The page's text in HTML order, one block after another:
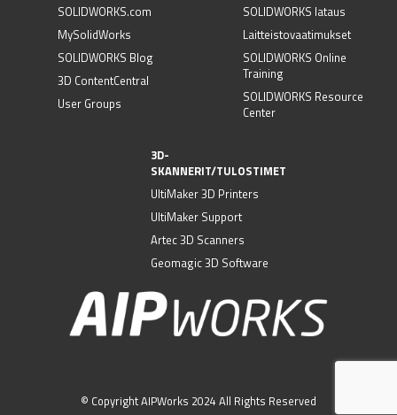
SOLIDWORKS.com
MySolidWorks
SOLIDWORKS Blog
3D ContentCentral
User Groups
SOLIDWORKS lataus
Laitteistovaatimukset
SOLIDWORKS Online
Training
SOLIDWORKS Resource
Center
3D-
SKANNERIT/TULOSTIMET
UltiMaker 3D Printers
UltiMaker Support
Artec 3D Scanners
Geomagic 3D Software
© Copyright AIPWorks 2024 All Rights Reserved